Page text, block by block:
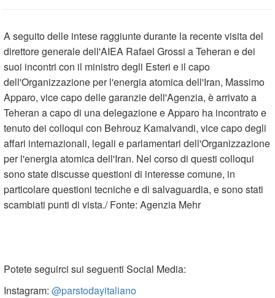
A seguito delle intese raggiunte durante la recente visita del
direttore generale dell'AIEA Rafael Grossi a Teheran e dei
suoi incontri con il ministro degli Esteri e il capo
dell'Organizzazione per l'energia atomica dell'Iran, Massimo
Apparo, vice capo delle garanzie dell'Agenzia, è arrivato a
Teheran a capo di una delegazione e Apparo ha incontrato e
tenuto dei colloqui con Behrouz Kamalvandi, vice capo degli
affari internazionali, legali e parlamentari dell'Organizzazione
per l'energia atomica dell'Iran. Nel corso di questi colloqui
sono state discusse questioni di interesse comune, in
particolare questioni tecniche e di salvaguardia, e sono stati
scambiati punti di vista./ Fonte: Agenzia Mehr
Potete seguirci sui seguenti Social Media:
Instagram: @parstodayitaliano